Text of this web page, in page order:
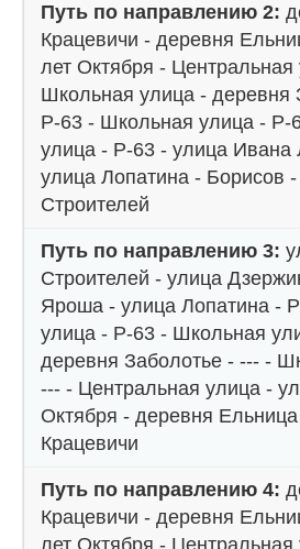
Путь по направлению 2:
Крацевичи - деревня
лет Октября - Центральная
Школьная улица - деревня
Р-63 - Школьная улица - Р-
улица - Р-63 - улица Ивана
улица Лопатина - Борисов
Строителей
Путь по направлению 3:
Строителей - улица
Яроша - улица Лопатина -
улица - Р-63 - Школьная
деревня Заболотье - --- -
--- - Центральная улица -
Октября - деревня
Крацевичи
Путь по направлению 4:
Крацевичи - деревня